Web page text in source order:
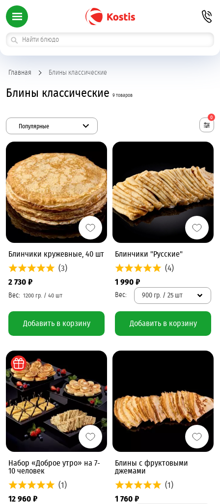
Главная Блины классические
Блины классические 9 товаров
0
Популярные
Блинчики кружевные, 40 шт
(3)
2 730 ₽
Добавить в корзину
Блинчики "Русские"
(4)
1 990 ₽
900 гр. / 25 шт
Добавить в корзину
Набор «Доброе утро» на 7-
10 человек
(1)
12 960 ₽
Блины с фруктовыми
джемами
(1)
1 760 ₽